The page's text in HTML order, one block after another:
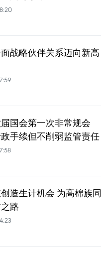
战略伙伴关系迈向新高
国会第一次非常规会
手续但不削弱监管责任
造生计机会 为高棉族同
路